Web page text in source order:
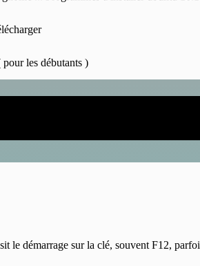
les débutants )
le démarrage sur la clé, souvent F12,